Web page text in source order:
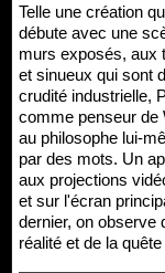
Telle une création
débute avec une
murs exposés, aux
et sinueux qui sont
crudité industrielle,
comme penseur de
au philosophe lui-
par des mots. Un
aux projections
et sur l'écran
dernier, on observe
réalité et de la